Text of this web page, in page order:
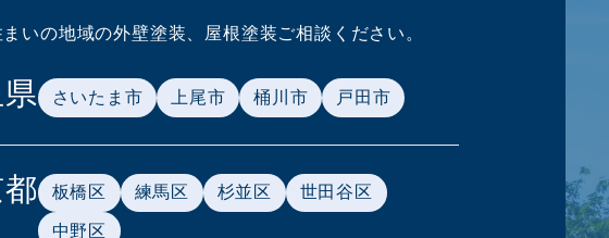
いの地域の外壁塗装、 屋根塗装ご相談ください。
さいたま市 上尾市 桶川市 戸田市
板橋区 練馬区 杉並区 世田谷区
中野区